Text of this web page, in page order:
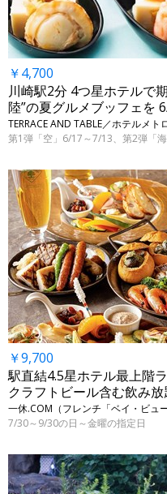
￥4,700
川崎駅2分 4つ星ホテルで
陸”の夏グルメブッフェを
第1弾「空」6/17～7/13、第2弾「
￥9,700
駅直結4.5星ホテル最上階
クラフトビール含む飲み
7/30～9/30の日～金曜の指定日